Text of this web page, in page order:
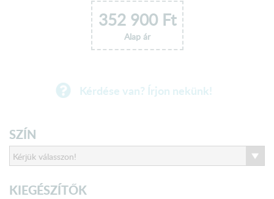
352 900Ft
Alap ár
Kérdése van? Írjon nekünk!
SZÍN
KIEGÉSZÍTŐK